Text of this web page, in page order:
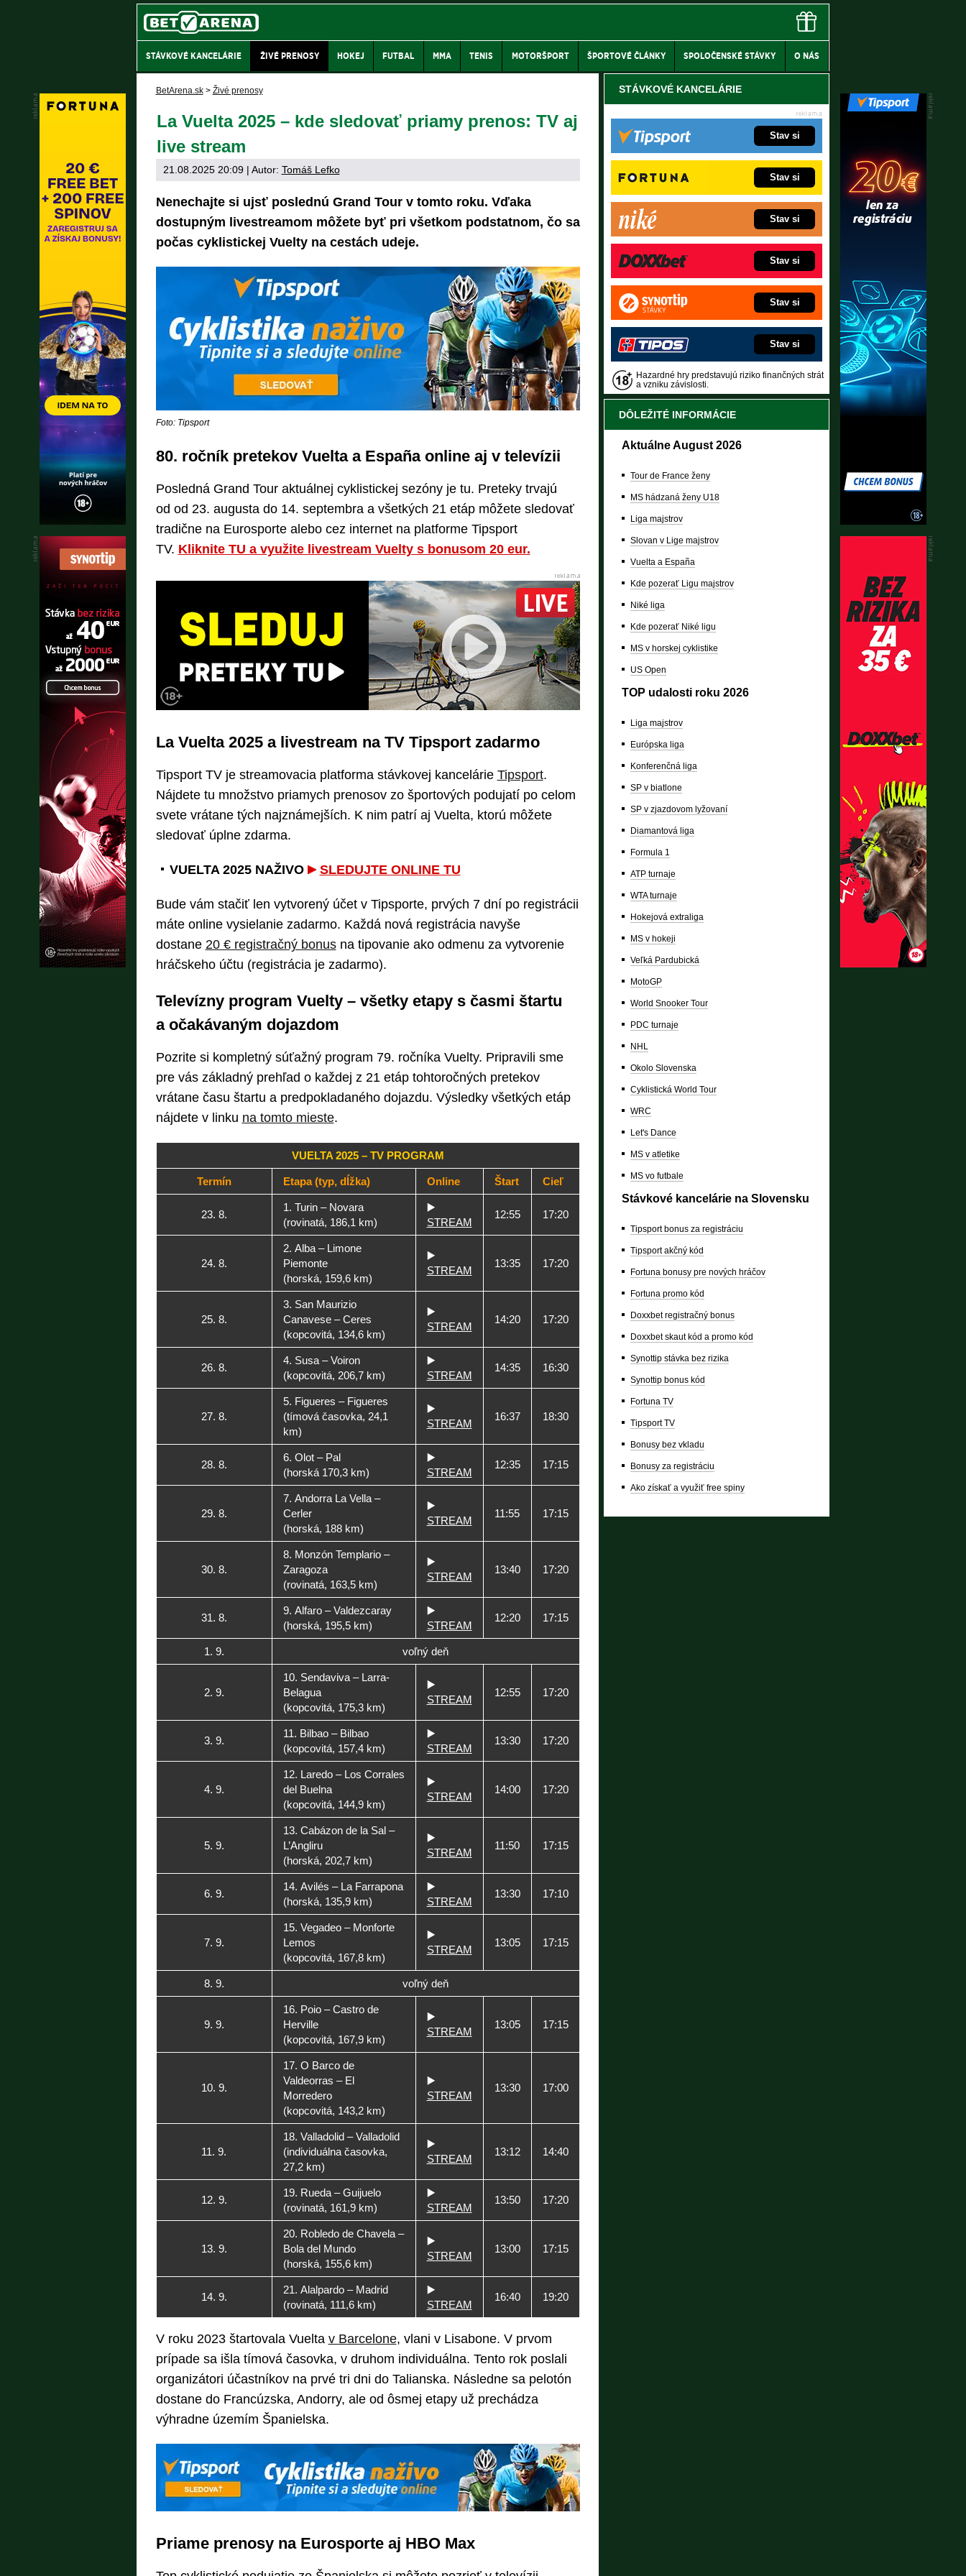
STÁVKOVÉ KANCELÁRIE ŽIVÉ PRENOSY HOKEJ FUTBAL MMA TENIS MOTORŠPORT ŠPORTOVÉ ČLÁNKY SPOLOČENSKÉ STÁVKY O NÁS
BetArena.sk > Živé prenosy
La Vuelta 2025 – kde sledovať priamy prenos: TV aj
live stream
21.08.2025 20:09| Autor: Tomáš Lefko
Nenechajte si ujsť poslednú Grand Tour v tomto roku. Vďaka
dostupným livestreamom môžete byť pri všetkom podstatnom, čo sa
počas cyklistickej Vuelty na cestách udeje.
Foto: Tipsport
80. ročník pretekov Vuelta a España online aj v televízii
Posledná Grand Tour aktuálnej cyklistickej sezóny je tu. Preteky trvajú
od od 23. augusta do 14. septembra a všetkých 21 etáp môžete sledovať
tradične na Eurosporte alebo cez internet na platforme Tipsport
TV. Kliknite TU a využite livestream Vuelty s bonusom 20 eur.
La Vuelta 2025 a livestream na TV Tipsport zadarmo
Tipsport TV je streamovacia platforma stávkovej kancelárie Tipsport.
Nájdete tu množstvo priamych prenosov zo športových podujatí po celom
svete vrátane tých najznámejších. K nim patrí aj Vuelta, ktorú môžete
sledovať úplne zdarma.
VUELTA 2025 NAŽIVO SLEDUJTE ONLINE TU
Bude vám stačiť len vytvorený účet v Tipsporte, prvých 7 dní po registrácii
máte online vysielanie zadarmo. Každá nová registrácia navyše
dostane 20 € registračný bonusna tipovanie ako odmenu za vytvorenie
hráčskeho účtu (registrácia je zadarmo).
Televízny program Vuelty – všetky etapy s časmi štartu
a očakávaným dojazdom
Pozrite si kompletný súťažný program 79. ročníka Vuelty. Pripravili sme
pre vás základný prehľad o každej z 21 etáp tohtoročných pretekov
vrátane času štartu a predpokladaného dojazdu. Výsledky všetkých etáp
nájdete v linku na tomto mieste.
VUELTA 2025 – TV PROGRAM
Termín Etapa (typ, dĺžka) Online Štart Cieľ
23. 8.
1. Turin – Novara
(rovinatá, 186,1 km)
▶️
STREAM
12:55 17:20
24. 8.
2. Alba – Limone
Piemonte
(horská, 159,6 km)
▶️
STREAM
13:35 17:20
25. 8.
3. San Maurizio
Canavese – Ceres
(kopcovitá, 134,6 km)
▶️
STREAM
14:20 17:20
26. 8.
4. Susa – Voiron
(kopcovitá, 206,7 km)
▶️
STREAM
14:35 16:30
27. 8.
5. Figueres – Figueres
(tímová časovka, 24,1
km)
▶️
STREAM
16:37 18:30
28. 8.
6. Olot – Pal
(horská 170,3 km)
▶️
STREAM
12:35 17:15
29. 8.
7. Andorra La Vella –
Cerler
(horská, 188 km)
▶️
STREAM
11:55 17:15
30. 8.
8. Monzón Templario –
Zaragoza
(rovinatá, 163,5 km)
▶️
STREAM
13:40 17:20
31. 8.
9. Alfaro – Valdezcaray
(horská, 195,5 km)
▶️
STREAM
12:20 17:15
1. 9. voľný deň
2. 9.
10. Sendaviva – Larra-
Belagua
(kopcovitá, 175,3 km)
▶️
STREAM
12:55 17:20
3. 9.
11. Bilbao – Bilbao
(kopcovitá, 157,4 km)
▶️
STREAM
13:30 17:20
4. 9.
12. Laredo – Los Corrales
del Buelna
(kopcovitá, 144,9 km)
▶️
STREAM
14:00 17:20
5. 9.
13. Cabázon de la Sal –
L’Angliru
(horská, 202,7 km)
▶️
STREAM
11:50 17:15
6. 9.
14. Avilés – La Farrapona
(horská, 135,9 km)
▶️
STREAM
13:30 17:10
7. 9.
15. Vegadeo – Monforte
Lemos
(kopcovitá, 167,8 km)
▶️
STREAM
13:05 17:15
8. 9. voľný deň
9. 9.
16. Poio – Castro de
Herville
(kopcovitá, 167,9 km)
▶️
STREAM
13:05 17:15
10. 9.
17. O Barco de
Valdeorras – El
Morredero
(kopcovitá, 143,2 km)
▶️
STREAM
13:30 17:00
11. 9.
18. Valladolid – Valladolid
(individuálna časovka,
27,2 km)
▶️
STREAM
13:12 14:40
12. 9.
19. Rueda – Guijuelo
(rovinatá, 161,9 km)
▶️
STREAM
13:50 17:20
13. 9.
20. Robledo de Chavela –
Bola del Mundo
(horská, 155,6 km)
▶️
STREAM
13:00 17:15
14. 9.
21. Alalpardo – Madrid
(rovinatá, 111,6 km)
▶️
STREAM
16:40 19:20
V roku 2023 štartovala Vuelta v Barcelone, vlani v Lisabone. V prvom
prípade sa išla tímová časovka, v druhom individuálna. Tento rok poslali
organizátori účastníkov na prvé tri dni do Talianska. Následne sa pelotón
dostane do Francúzska, Andorry, ale od ôsmej etapy už prechádza
výhradne územím Španielska.
Priame prenosy na Eurosporte aj HBO Max
STÁVKOVÉ KANCELÁRIE
Stav si
Stav si
Stav si
Stav si
Stav si
Stav si
Hazardné hry predstavujú riziko finančných strát
a vzniku závislosti.
DÔLEŽITÉ INFORMÁCIE
Aktuálne August 2026
Tour de France ženy
MS hádzaná ženy U18
Liga majstrov
Slovan v Lige majstrov
Vuelta a España
Kde pozerať Ligu majstrov
Niké liga
Kde pozerať Niké ligu
MS v horskej cyklistike
US Open
TOP udalosti roku 2026
Liga majstrov
Európska liga
Konferenčná liga
SP v biatlone
SP v zjazdovom lyžovaní
Diamantová liga
Formula 1
ATP turnaje
WTA turnaje
Hokejová extraliga
MS v hokeji
Veľká Pardubická
MotoGP
World Snooker Tour
PDC turnaje
NHL
Okolo Slovenska
Cyklistická World Tour
WRC
Let's Dance
MS v atletike
MS vo futbale
Stávkové kancelárie na Slovensku
Tipsport bonus za registráciu
Tipsport akčný kód
Fortuna bonusy pre nových hráčov
Fortuna promo kód
Doxxbet registračný bonus
Doxxbet skaut kód a promo kód
Synottip stávka bez rizika
Synottip bonus kód
Fortuna TV
Tipsport TV
Bonusy bez vkladu
Bonusy za registráciu
Ako získať a využiť free spiny